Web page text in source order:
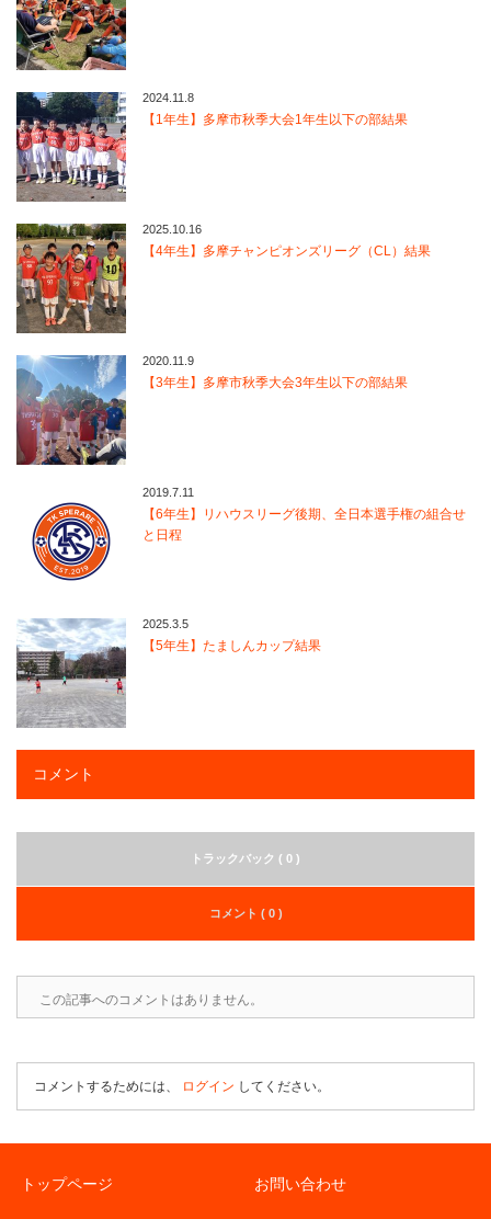
2024.11.8
【1年生】多摩市秋季大会1年生以下の部結果
2025.10.16
【4年生】多摩チャンピオンズリーグ（CL）結果
2020.11.9
【3年生】多摩市秋季大会3年生以下の部結果
2019.7.11
【6年生】リハウスリーグ後期、全日本選手権の組合せ
と日程
2025.3.5
【5年生】たましんカップ結果
コメント
トラックバック ( 0 )
コメント ( 0 )
この記事へのコメントはありません。
コメントするためには、 ログイン してください。
トップページ お問い合わせ